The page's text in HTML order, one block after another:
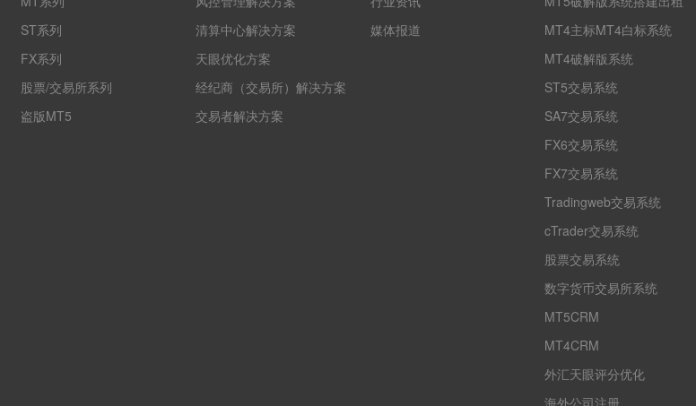
ST系列
FX系列
股票/交易所系列
盗版MT5
清算中心解决方案
天眼优化方案
经纪商（交易所）解决方案
交易者解决方案
媒体报道
MT4主标MT4白标系统
MT4破解版系统
ST5交易系统
SA7交易系统
FX6交易系统
FX7交易系统
Tradingweb交易系统
cTrader交易系统
股票交易系统
数字货币交易所系统
MT5CRM
MT4CRM
外汇天眼评分优化
海外公司注册